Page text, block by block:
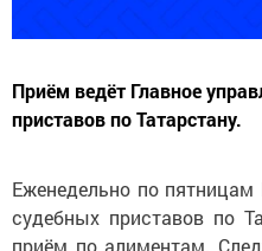
Приём ведёт Главное
приставов по Татарстану.
Еженедельно по пятницам
судебных приставов по
приём по алиментам.